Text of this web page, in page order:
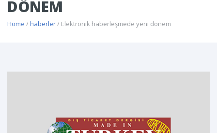
DÖNEM
Home /haberler/ Elektronik haberleşmede yeni dönem